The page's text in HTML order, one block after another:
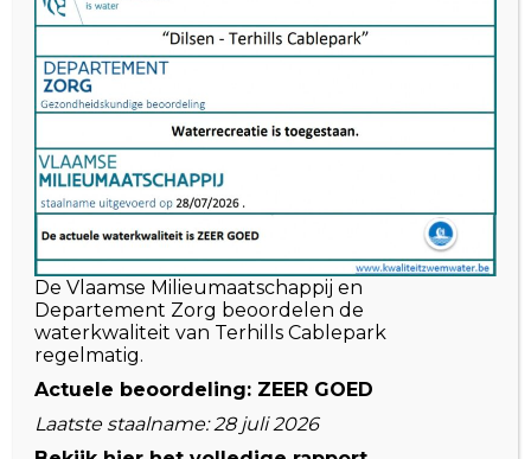
Contact
Bezoekadres:
Nationaal Parklaan 1, 3650 Dilsen-Stokkem,
België
info@terhillscablepark.be
-
Volg ons
De Vlaamse Milieumaatschappij en
Departement Zorg beoordelen de
waterkwaliteit van Terhills Cablepark
regelmatig.
Actuele beoordeling: ZEER GOED
Laatste staalname: 28 juli 2026